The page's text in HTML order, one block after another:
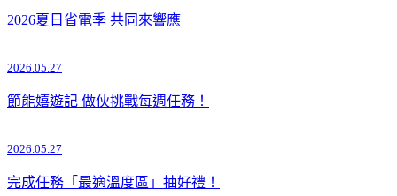
2026夏日省電季 共同來響應
2026.05.27
節能嬉遊記 做伙挑戰每週任務！
2026.05.27
完成任務「最適溫度區」抽好禮！